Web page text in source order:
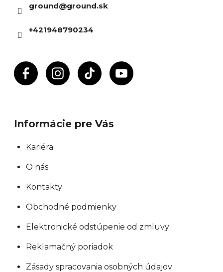
ground@ground.sk
+421948790234
Informácie pre Vás
Kariéra
O nás
Kontakty
Obchodné podmienky
Elektronické odstúpenie od zmluvy
Reklamačný poriadok
Zásady spracovania osobných údajov